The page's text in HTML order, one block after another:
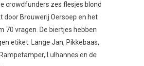
crowdfunders zes flesjes blond
door Brouwerij Oersoep en het
70 vragen. De biertjes hebben
etiket: Lange Jan, Pikkebaas,
Lulhannes en de